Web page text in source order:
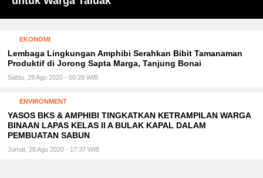
EKONOMI
Lembaga Lingkungan Amphibi Serahkan Bibit Tamanaman
Produktif di Jorong Sapta Marga, Tanjung Bonai
Sabtu, 29 Agu 2020 - 00:28 WIB
ENVIRONMENT
YASOS BKS & AMPHIBI TINGKATKAN KETRAMPILAN WARGA
BINAAN LAPAS KELAS II A BULAK KAPAL DALAM
PEMBUATAN SABUN
Jumat, 28 Agu 2020 - 17:37 WIB